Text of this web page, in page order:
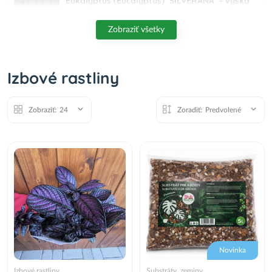
48,00 €
transport rastlín (40h.)
výška 30-50 cm, kont. C2L
19,50 € Do košíka
Banánovník japonský (Musa Basjoo) - výška
20-30 cm, kont. P11
9,90 € Do košíka
Zobraziť všetky
Izbové rastliny
Zobraziť: 24 Zoradiť: Predvolené
Novinka